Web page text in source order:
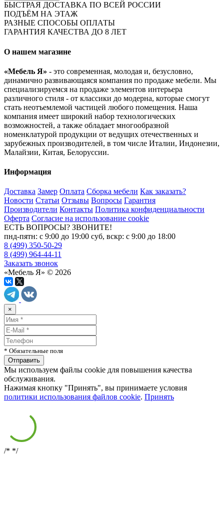
БЫСТРАЯ ДОСТАВКА ПО ВСЕЙ РОССИИ
ПОДЪЁМ НА ЭТАЖ
РАЗНЫЕ СПОСОБЫ ОПЛАТЫ
ГАРАНТИЯ КАЧЕСТВА ДО 8 ЛЕТ
О нашем магазине
«Мебель Я» - это современная, молодая и, безусловно,
динамично развивающаяся компания по продаже мебели. Мы
специализируемся на продаже элементов интерьера
различного стиля - от классики до модерна, которые смогут
стать неотъемлемой частицей любого помещения. Наша
компания имеет широкий набор технологических
возможностей, а также обладает многообразной
номенклатурой продукции от ведущих отечественных и
зарубежных производителей, в том числе Италии, Индонезии,
Малайзии, Китая, Белоруссии.
Информация
Доставка Замер Оплата Сборка мебели Как заказать?
Новости Статьи Отзывы Вопросы Гарантия
Производители Контакты Политика конфиденциальности
Оферта Согласие на использование cookie
ЕСТЬ ВОПРОСЫ? ЗВОНИТЕ!
пнд-пятн: с 9:00 до 19:00 суб, вскр: с 9:00 до 18:00
8 (499) 350-50-29
8 (499) 964-44-11
Заказать звонок
«Мебель Я» © 2026
×
* Обязательные поля
Мы используем файлы cookie для повышения качества
обслуживания.
Нажимая кнопку "Принять", вы принимаете условия
политики использования файлов cookie. Принять
/* */